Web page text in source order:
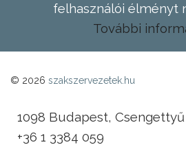
felhasználói élményt
További
© 2026 szakszervezetek.hu
1098 Budapest, Csengettyű
+36 1 3384 059